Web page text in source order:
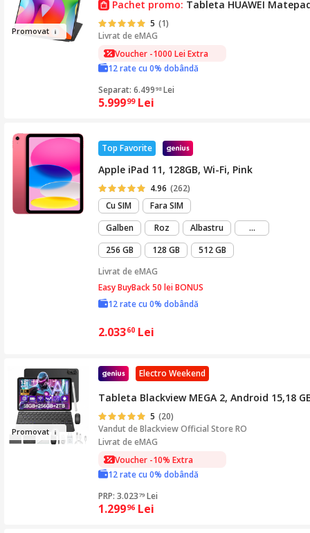
Promovat
Pachet promo: Tableta HUAWEI
5 (1)
Livrat deeMAG
Voucher -1000 Lei Extra
12 rate cu 0% dobândă
Separat: 6.499 98 Lei
5.99999 Lei
Top Favorite
Apple iPad 11, 128GB, Wi-Fi, Pink
4.96 (262)
Cu SIM
Fara SIM
Galben
Roz Albastru ...mai
256 GB 128 GB
512 GB
Livrat deeMAG
Easy BuyBack 50 lei BONUS
12 rate cu 0% dobândă
2.03360 Lei
Promovat
Electro Weekend
Tableta Blackview MEGA 2, Android 15,18
5 (20)
Vandut deBlackview Official Store RO
Livrat de eMAG
Voucher -10% Extra
12 rate cu 0% dobândă
PRP: 3.023 79 Lei
1.29996 Lei